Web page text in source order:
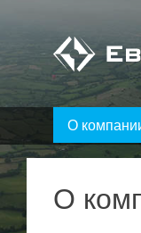
О
О